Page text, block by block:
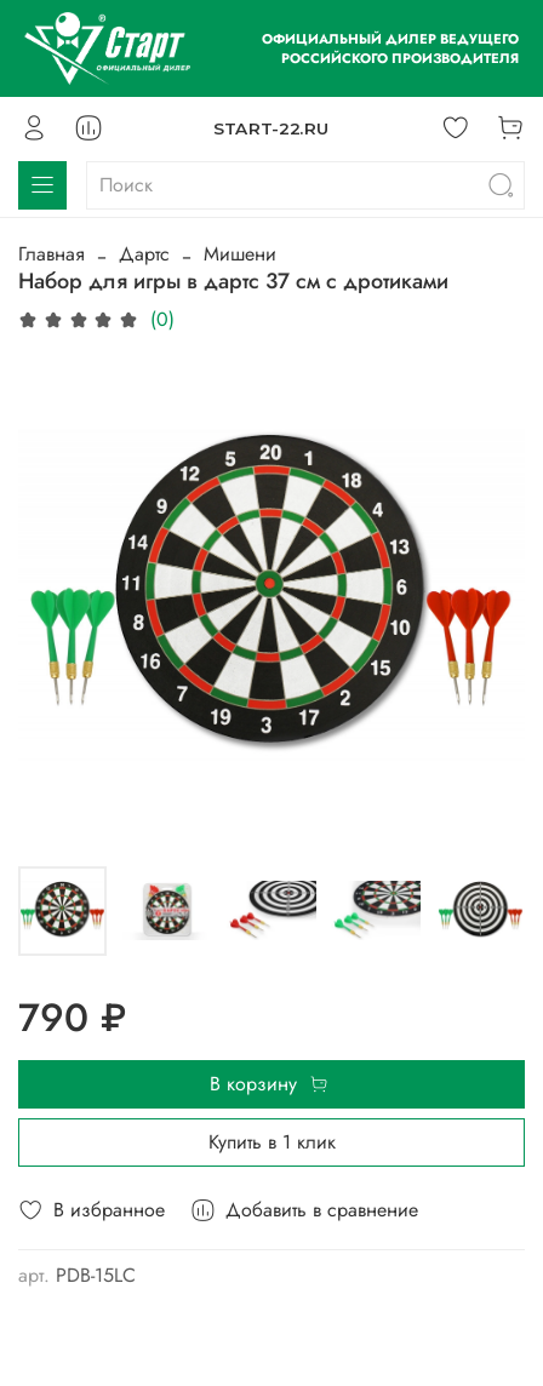
ОФИЦИАЛЬНЫЙ ДИЛЕР ВЕДУЩЕГО
РОССИЙСКОГО ПРОИЗВОДИТЕЛЯ
START-22.RU
Главная Дартс Мишени
Набор для игры в дартс 37 см с дротиками
(0)
В избранное Добавить в сравнение
арт. PDB-15LC
790 ₽
В корзину
Купить в 1 клик